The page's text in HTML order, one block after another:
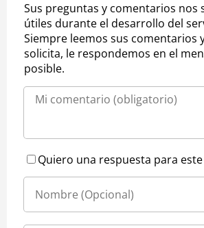
Sus preguntas y comentarios nos
útiles durante el desarrollo del
Siempre leemos sus comentarios
solicita, le respondemos en el
posible.
Quiero una respuesta para